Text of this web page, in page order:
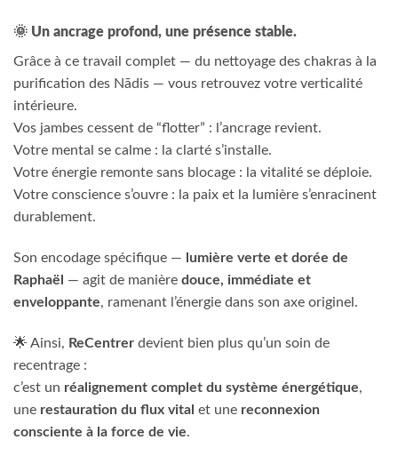
🌞 Un ancrage profond, une présence stable.
Grâce à ce travail complet — du nettoyage des chakras à la
purification des Nādis — vous retrouvez votre verticalité
intérieure.
Vos jambes cessent de “flotter” : l’ancrage revient.
Votre mental se calme : la clarté s’installe.
Votre énergie remonte sans blocage : la vitalité se déploie.
Votre conscience s’ouvre : la paix et la lumière s’enracinent
durablement.
Son encodage spécifique —
lumière verte et dorée de
Raphaël
— agit de manière douce, immédiate et
enveloppante, ramenant l’énergie dans son axe originel.
🌟 Ainsi, ReCentrer devient bien plus qu’un soin de
recentrage :
c’est un réalignement complet du système énergétique,
une restauration du flux vital et une reconnexion
consciente à la force de vie.